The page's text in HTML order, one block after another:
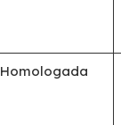
Homologada